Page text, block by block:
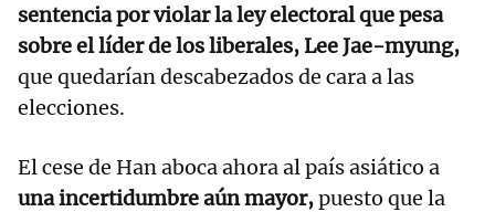
sentencia por violar la ley electoral que pesa
sobre el líder de los liberales, Lee Jae-myung,
que quedarían descabezados de cara a las
elecciones.
El cese de Han aboca ahora al país asiático a
una incertidumbre aún mayor,puesto que la